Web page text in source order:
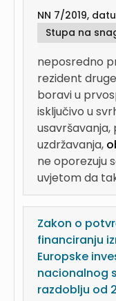
NN 7/2019,
Stupa na
neposredno
rezident
boravi u
isključivo u
uzdržavanja,
ne oporezuju
uvjetom da
Zakon o
financiranju
Europske
nacionalnog
razdoblju od